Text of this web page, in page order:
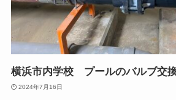
横浜市内学校 プールのバルブ交
2024年7月16日